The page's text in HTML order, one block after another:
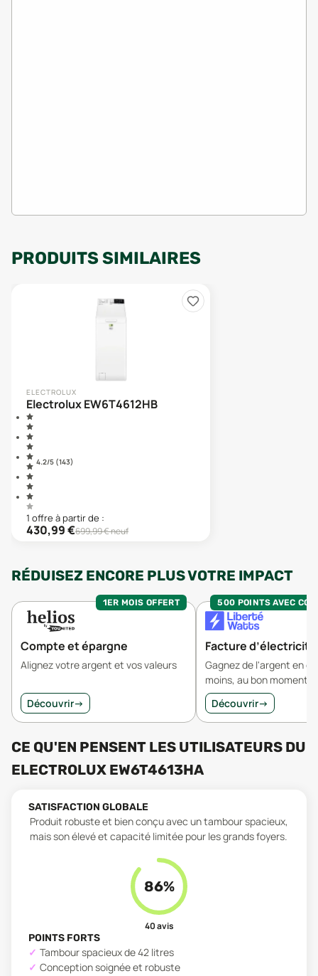
PRODUITS SIMILAIRES
ELECTROLUX
Electrolux EW6T4612HB
4.2/5 (143)
1 offre à partir de :
430,99€699,99€ neuf
RÉDUISEZ ENCORE PLUS VOTRE IMPACT
1ER MOIS OFFERT
Compte et épargne
Alignez votre argent et vos valeurs
Découvrir→
500 POINTS AVEC
Facture d’électricité
Gagnez de l'argent en
moins, au bon moment.
Découvrir→
CE QU'EN PENSENT LES UTILISATEURS DU
ELECTROLUX EW6T4613HA
SATISFACTION GLOBALE
Produit robuste et bien conçu avec un tambour spacieux,
mais son élevé et capacité limitée pour les grands foyers.
86%
40avis
POINTS FORTS
Tambour spacieux de 42 litres
Conception soignée et robuste